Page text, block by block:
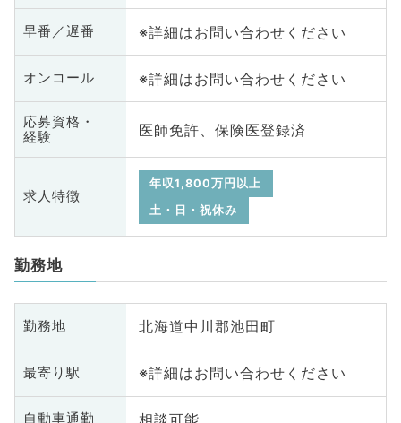
早番／遅番 ※詳細はお問い合わせください
オンコール ※詳細はお問い合わせください
応募資格・
経験
医師免許、保険医登録済
求人特徴
年収1,800万円以上
土・日・祝休み
勤務地
勤務地 北海道中川郡池田町
最寄り駅 ※詳細はお問い合わせください
自動車通勤 相談可能